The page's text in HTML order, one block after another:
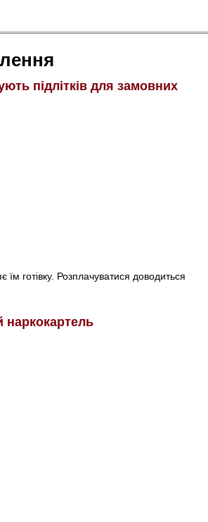
підлітків для замовних
їм готівку. Розплачуватися доводиться